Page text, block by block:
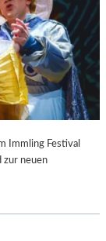
Immling Festival
zur neuen